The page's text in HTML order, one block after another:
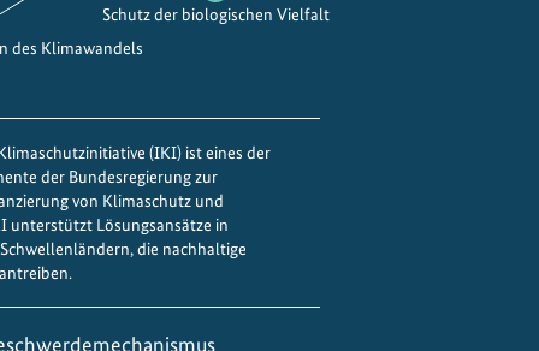
des Klimawandels
Schutz der biologischen Vielfalt
(IKI) ist eines der
der Bundesregierung zur
von Klimaschutz und
unterstützt Lösungsansätze in
die nachhaltige